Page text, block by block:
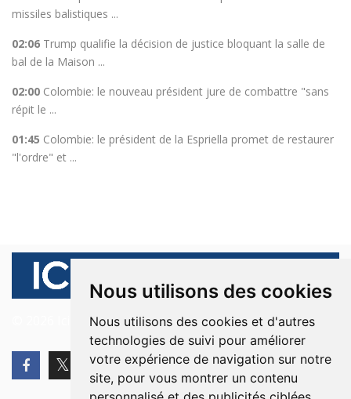
Nous utilisons des cookies
Nous utilisons des cookies et d'autres
technologies de suivi pour améliorer
votre expérience de navigation sur notre
site, pour vous montrer un contenu
missiles balistiques ...
02:06 Trump qualifie la décision de justice bloquant la salle de
bal de la Maison ...
02:00 Colombie: le nouveau président jure de combattre "sans
répit le ...
01:45 Colombie: le président de la Espriella promet de restaurer
"l'ordre" et ...
© 2026 Ici Beyrouth. Tous les droits sont réservés.